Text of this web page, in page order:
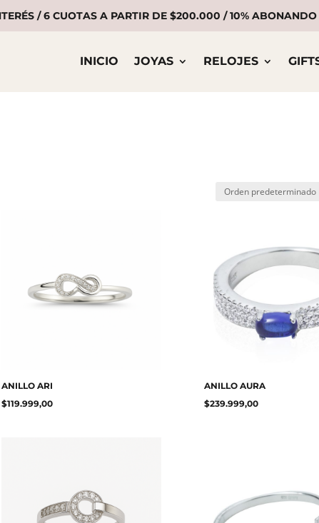
/ 6 CUOTAS A PARTIR DE $200.000 / 10% ABONANDO
INICIO JOYAS RELOJES
ANILLO ARI
$119.999,00
ANILLO AURA
$239.999,00